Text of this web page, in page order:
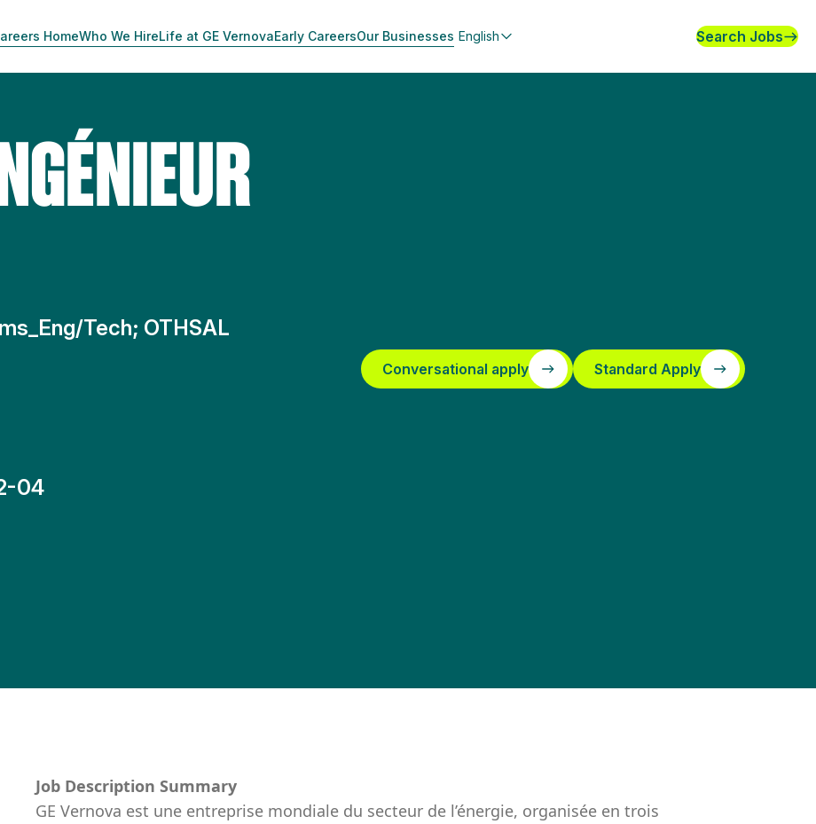
HomeWho We HireLife at GE VernovaEarly CareersOur Businesses English Search Jobs
Tech; OTHSAL
04
Conversational apply Standard Apply
Job Description Summary
GE Vernova est une entreprise mondiale du secteur de l’énergie, organisée en trois